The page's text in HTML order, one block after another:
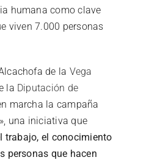
humana como clave
viven 7.000 personas
de la Vega
la Diputación de
marcha la campaña
una iniciativa que
trabajo, el conocimiento
personas que hacen